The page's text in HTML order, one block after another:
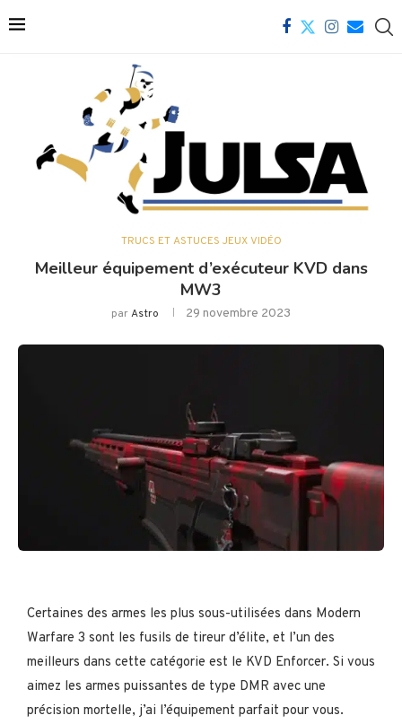
TRUCS ET ASTUCES JEUX VIDÉO
Meilleur équipement d’exécuteur KVD dans
MW3
parAstro 29 novembre 2023
Certaines des armes les plus sous-utilisées dans Modern
Warfare 3 sont les fusils de tireur d’élite, et l’un des
meilleurs dans cette catégorie est le KVD Enforcer. Si vous
aimez les armes puissantes de type DMR avec une
précision mortelle, j’ai l’équipement parfait pour vous.